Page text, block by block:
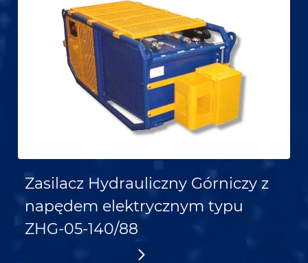
Zasilacz Hydrauliczny Górniczy z
napędem elektrycznym typu
ZHG-05-140/88